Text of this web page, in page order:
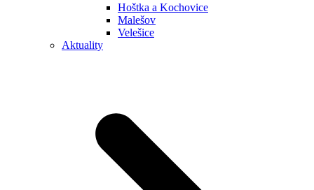
Hoštka a Kochovice
Malešov
Velešice
Aktuality